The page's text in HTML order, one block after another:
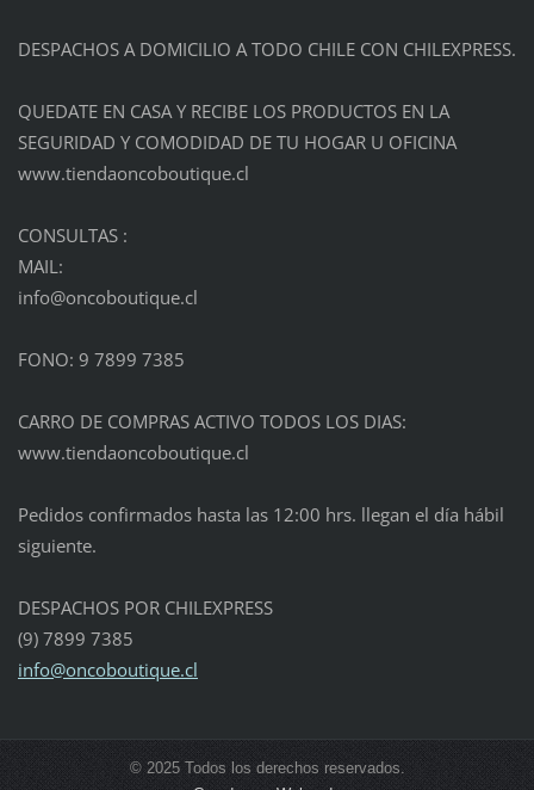
DESPACHOS A DOMICILIO A TODO CHILE CON CHILEXPRESS.
QUEDATE EN CASA Y RECIBE LOS PRODUCTOS EN LA
SEGURIDAD Y COMODIDAD DE TU HOGAR U OFICINA
www.tiendaoncoboutique.cl
CONSULTAS :
MAIL:
info@oncoboutique.cl
FONO: 9 7899 7385
CARRO DE COMPRAS ACTIVO TODOS LOS DIAS:
www.tiendaoncoboutique.cl
Pedidos confirmados hasta las 12:00 hrs. llegan el día hábil
siguiente.
DESPACHOS POR CHILEXPRESS
(9) 7899 7385
info@oncoboutique.cl
© 2025 Todos los derechos reservados.